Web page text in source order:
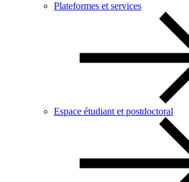
Plateformes et services
Espace étudiant et postdoctoral